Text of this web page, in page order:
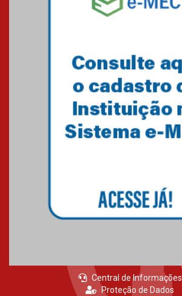
Central de Informações
Proteção de Dados